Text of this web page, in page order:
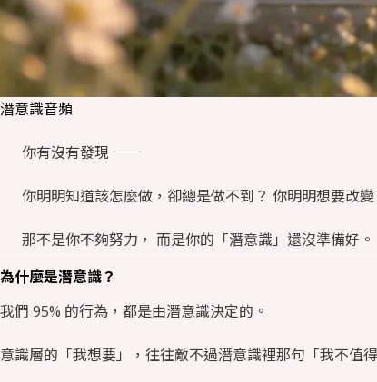
潛意識音頻
你有沒有發現 ──
你明明知道該怎麼做，卻總是做不到？ 你明明想要改
那不是你不夠努力， 而是你的「潛意識」還沒準備好。
為什麼是潛意識？
我們 95% 的行為，都是由潛意識決定的。
意識層的「我想要」，往往敵不過潛意識裡那句「我不